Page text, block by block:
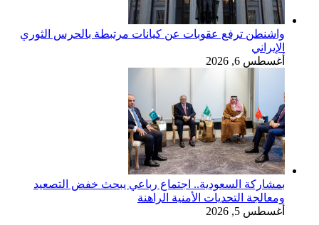
واشنطن ترفع عقوبات عن كيانات مرتبطة بالحرس الثوري
الإيراني
أغسطس 6, 2026
بمشاركة السعودية.. اجتماع رباعي يبحث خفض التصعيد
ومعالجة التحديات الأمنية الراهنة
أغسطس 5, 2026